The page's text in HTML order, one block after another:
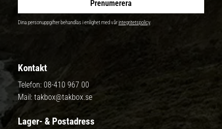
Prenumerera
Dina personuppgifter behandlas i enlighet med vårintegritetspolicy.
Kontakt
Telefon: 08-410 967 00
Mail: takbox@takbox.se
Lager- & Postadress